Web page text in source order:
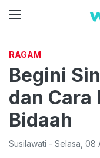
RAGAM
Begini
dan Cara
Bidaah
Susilawati - Selasa 08